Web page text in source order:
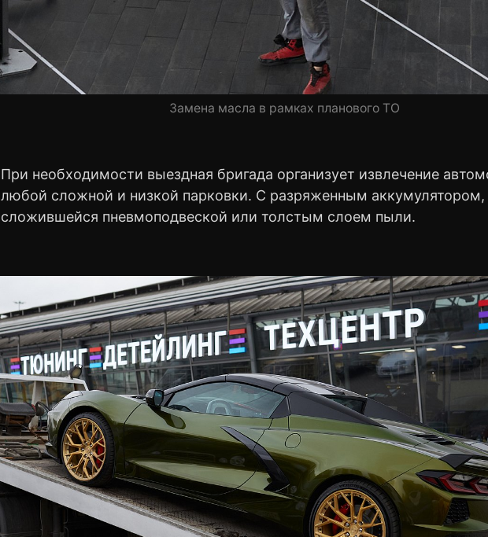
Замена масла в рамках планового ТО
При необходимости выездная бригада организует извлечение
любой сложной и низкой парковки. С разряженным аккумулятором,
сложившейся пневмоподвеской или толстым слоем пыли.